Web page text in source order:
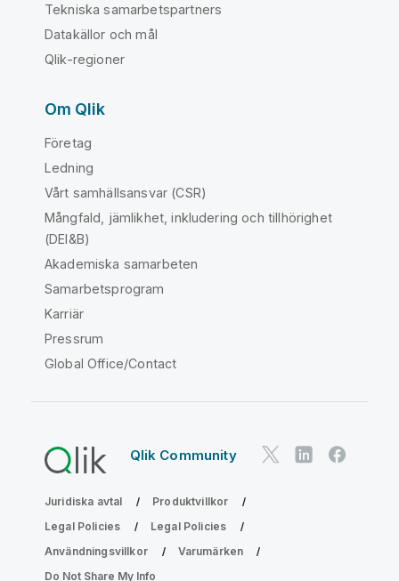
Tekniska samarbetspartners
Datakällor och mål
Qlik-regioner
Om Qlik
Företag
Ledning
Vårt samhällsansvar (CSR)
Mångfald, jämlikhet, inkludering och tillhörighet
(DEI&B)
Akademiska samarbeten
Samarbetsprogram
Karriär
Pressrum
Global Office/Contact
Qlik Community
Juridiska avtal
Produktvillkor
Legal Policies
Legal Policies
Användningsvillkor
Varumärken
Do Not Share My Info